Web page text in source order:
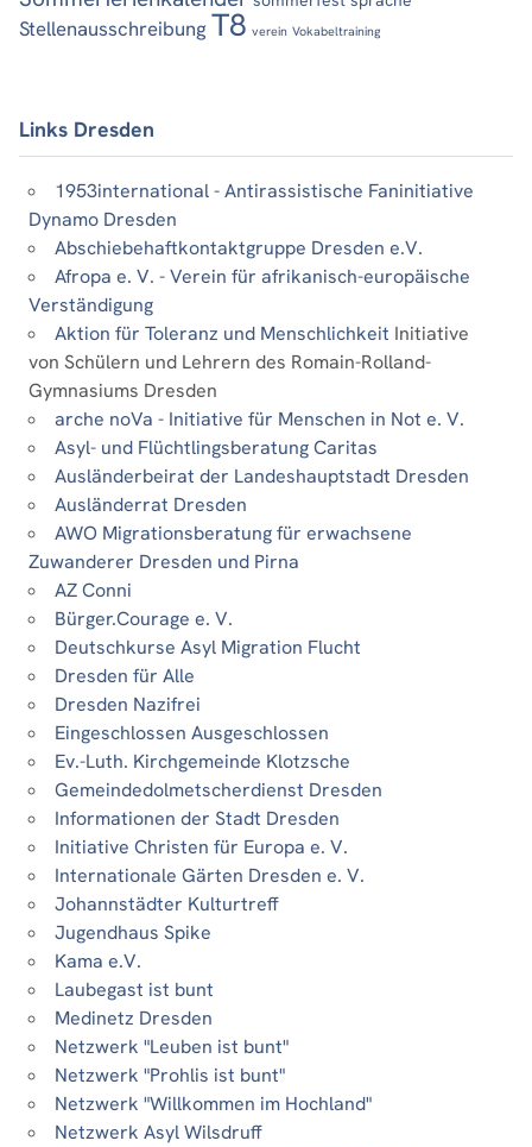
Stellenausschreibung T8 verein Vokabeltraining
Links Dresden
1953international - Antirassistische Faninitiative
Dynamo Dresden
Abschiebehaftkontaktgruppe Dresden e.V.
Afropa e. V. - Verein für afrikanisch-europäische
Verständigung
Aktion für Toleranz und Menschlichkeit Initiative
von Schülern und Lehrern des Romain-Rolland-
Gymnasiums Dresden
arche noVa - Initiative für Menschen in Not e. V.
Asyl- und Flüchtlingsberatung Caritas
Ausländerbeirat der Landeshauptstadt Dresden
Ausländerrat Dresden
AWO Migrationsberatung für erwachsene
Zuwanderer Dresden und Pirna
AZ Conni
Bürger.Courage e. V.
Deutschkurse Asyl Migration Flucht
Dresden für Alle
Dresden Nazifrei
Eingeschlossen Ausgeschlossen
Ev.-Luth. Kirchgemeinde Klotzsche
Gemeindedolmetscherdienst Dresden
Informationen der Stadt Dresden
Initiative Christen für Europa e. V.
Internationale Gärten Dresden e. V.
Johannstädter Kulturtreff
Jugendhaus Spike
Kama e.V.
Laubegast ist bunt
Medinetz Dresden
Netzwerk "Leuben ist bunt"
Netzwerk "Prohlis ist bunt"
Netzwerk "Willkommen im Hochland"
Netzwerk Asyl Wilsdruff